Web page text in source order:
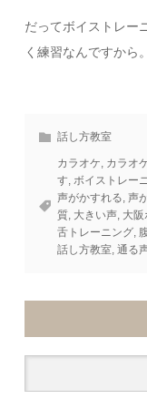
だってボイストレー
く練習なんですから。
話し方教室
カラオケ, カラオ
す,ボイストレー
声がかすれる,声
質, 大きい声, 大
舌トレーニング,
話し方教室,通る